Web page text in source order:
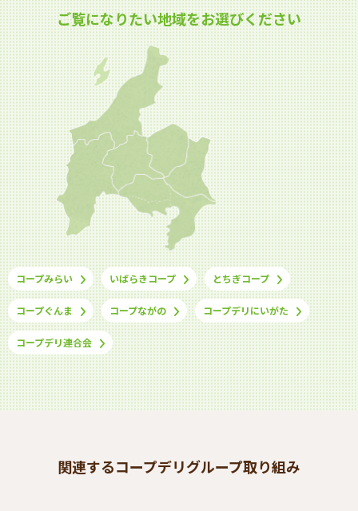
ご覧になりたい地域をお選びください
コープみらい いばらきコープ とちぎコープ
コープぐんま コープながの コープデリにいがた
コープデリ連合会
関連するコープデリグループ取り組み